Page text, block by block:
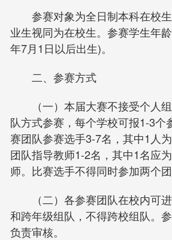
参赛对象为全日制本科在校
业生视同为在校生。参赛学生年
年7月1日以后出生)。
二、参赛方式
（一）本届大赛不接受个人
队方式参赛，每个学校可报1-3个
赛团队参赛选手3-7名，其中1人
团队指导教师1-2名，其中1名应
师。比赛选手不得同时参加两个团
（二）各参赛团队在校内可
和跨年级组队，不得跨校组队。
负责审核。